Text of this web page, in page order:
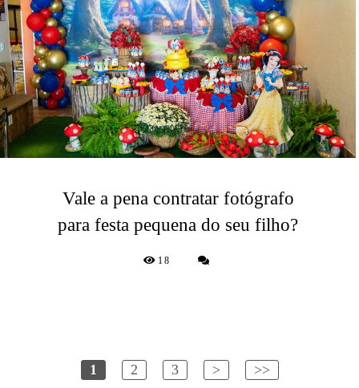
Vale a pena contratar fotógrafo
para festa pequena do seu filho?
18
1 2 3 > >>